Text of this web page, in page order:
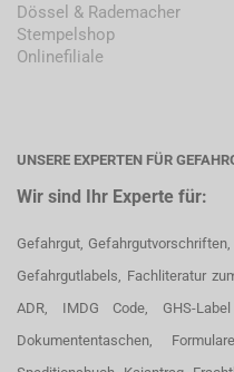
Dössel & Rademacher
Stempelshop
Onlinefiliale
UNSERE EXPERTEN FÜR
Wir sind Ihr Experte für:
Gefahrgut,
Gefahrgutlabels, Fachliteratur
ADR, IMDG Code, GHS-
Dokumententaschen,